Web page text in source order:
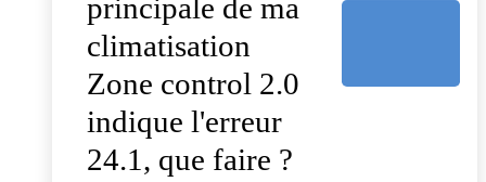
principale de ma
climatisation
Zone control 2.0
indique l'erreur
24.1, que faire ?